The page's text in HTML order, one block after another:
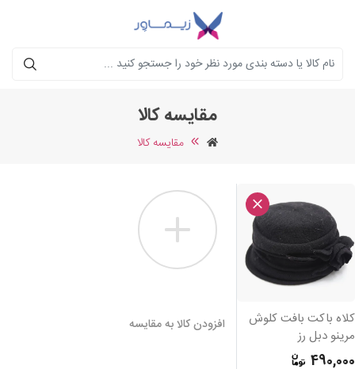
جستجو
مقایسه کالا
مقایسه کالا
باکت بافت کلوش
دبل رز
افزودن کالا به مقایسه